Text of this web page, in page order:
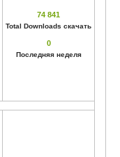
74 841
Total Downloads скачать
0
Последняя неделя